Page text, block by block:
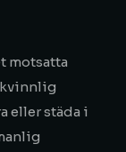
motsatta
kvinnlig
eller städa i